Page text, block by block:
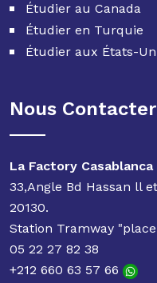
Étudier au Canada
Étudier en Turquie
Étudier aux États-
Nous Contacter
La Factory Casablanca
33,Angle Bd Hassan ll
20130.
Station Tramway "place
05 22 27 82 38
+212 660 63 57 66